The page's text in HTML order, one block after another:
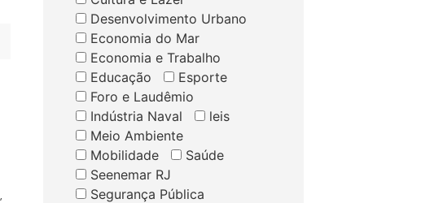
Desenvolvimento Urbano
Economia do Mar
Economia e Trabalho
Educação
Esporte
Foro e Laudêmio
Indústria Naval
leis
Meio Ambiente
Mobilidade
Saúde
Seenemar RJ
Segurança Pública